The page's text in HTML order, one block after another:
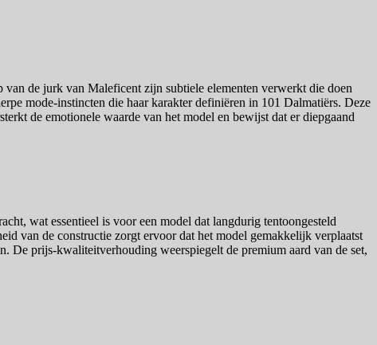
de jurk van Maleficent zijn subtiele elementen verwerkt die doen
mode-instincten die haar karakter definiëren in 101 Dalmatiërs. Deze
de emotionele waarde van het model en bewijst dat er diepgaand
wat essentieel is voor een model dat langdurig tentoongesteld
van de constructie zorgt ervoor dat het model gemakkelijk verplaatst
De prijs-kwaliteitverhouding weerspiegelt de premium aard van de set,